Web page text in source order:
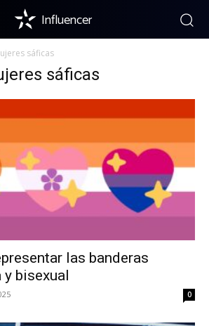
Influencer
sáficas
sáficas
las banderas
bisexual
0